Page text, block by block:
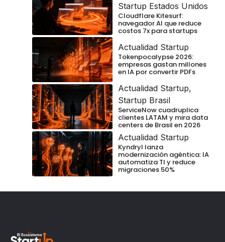
Startup Estados Unidos
Cloudflare Kitesurf:
navegador AI que reduce
costos 7x para startups
Actualidad Startup
Tokenpocalypse 2026:
empresas gastan millones
en IA por convertir PDFs
Actualidad Startup,
Startup Brasil
ServiceNow cuadruplica
clientes LATAM y mira data
centers de Brasil en 2026
Actualidad Startup
Kyndryl lanza
modernización agéntica: IA
automatiza TI y reduce
migraciones 50%